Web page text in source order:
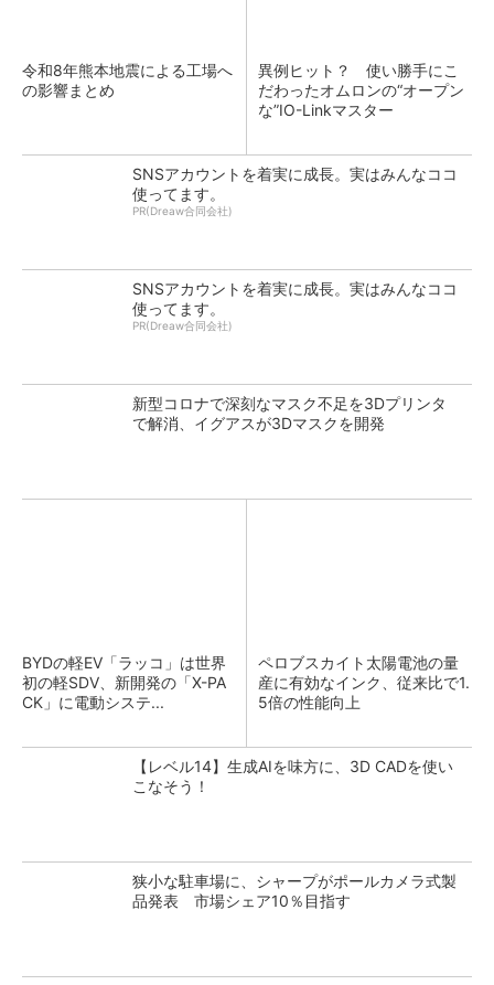
令和8年熊本地震による工場へ
の影響まとめ
異例ヒット？ 使い勝手にこ
だわったオムロンの“オープン
な”IO-Linkマスター
SNSアカウントを着実に成長。実はみんなココ
使ってます。
PR(Dreaw合同会社)
SNSアカウントを着実に成長。実はみんなココ
使ってます。
PR(Dreaw合同会社)
新型コロナで深刻なマスク不足を3Dプリンタ
で解消、イグアスが3Dマスクを開発
BYDの軽EV「ラッコ」は世界
初の軽SDV、新開発の「X-PA
CK」に電動システ...
ペロブスカイト太陽電池の量
産に有効なインク、従来比で1.
5倍の性能向上
【レベル14】生成AIを味方に、3D CADを使い
こなそう！
狭小な駐車場に、シャープがポールカメラ式製
品発表 市場シェア10％目指す